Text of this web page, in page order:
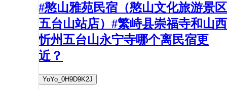
#憨山雅苑民宿（憨山文化旅游景区
五台山站店）#繁峙县崇福寺和山西
忻州五台山永宁寺哪个离民宿更
近？
YoYo_0H9D9K2J